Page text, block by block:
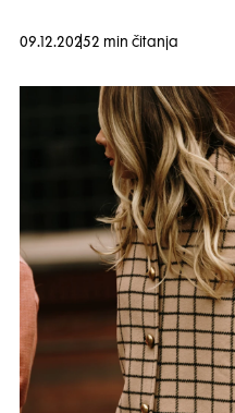
09.12.20252 min čitanja